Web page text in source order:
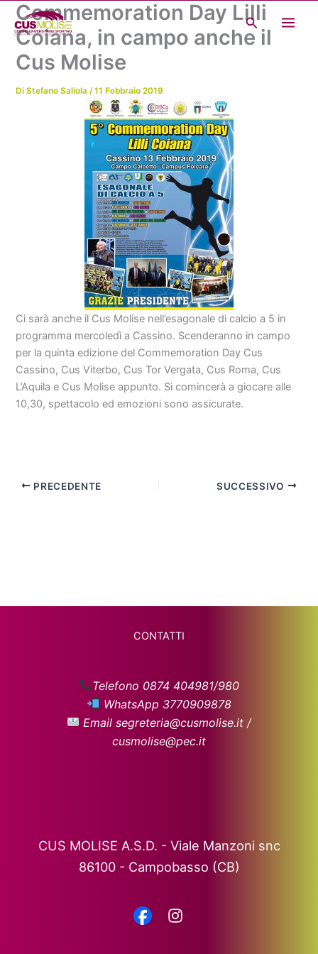
contenuto
Cerca
Commemoration Day Lilli
Coiana, in campo anche il
Cus Molise
DiStefano Saliola/11 Febbraio 2019
Ci sarà anche il Cus Molise nell’esagonale di calcio a 5 in
programma mercoledì a Cassino. Scenderanno in campo
per la quinta edizione del Commemoration Day Cus
Cassino, Cus Viterbo, Cus Tor Vergata, Cus Roma, Cus
L’Aquila e Cus Molise appunto. Si comincerà a giocare alle
10,30, spettacolo ed emozioni sono assicurate.
PRECEDENTE SUCCESSIVO
CONTATTI
Telefono 0874 404981/980
WhatsApp 3770909878
Email segreteria@cusmolise.it /
cusmolise@pec.it
CUS MOLISE A.S.D. - Viale Manzoni snc
86100 - Campobasso (CB)